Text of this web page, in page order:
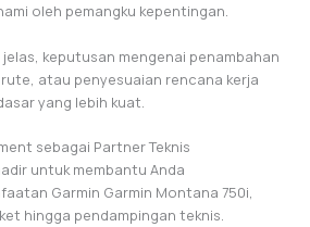
oleh pemangku kepentingan.
keputusan mengenai penambahan
atau penyesuaian rencana kerja
yang lebih kuat.
sebagai Partner Teknis
untuk membantu Anda
Garmin Garmin Montana 750i,
hingga pendampingan teknis.